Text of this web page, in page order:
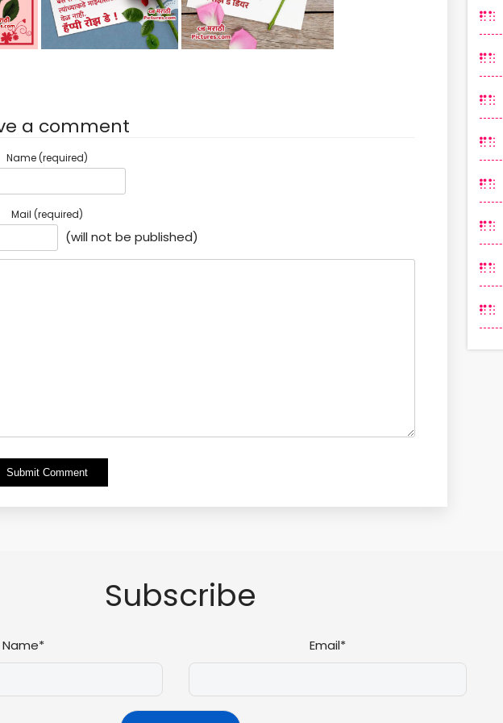
a comment
Name (required)
Mail (required)
(will not be published)
Alternative:
Subscribe
Name* Email*